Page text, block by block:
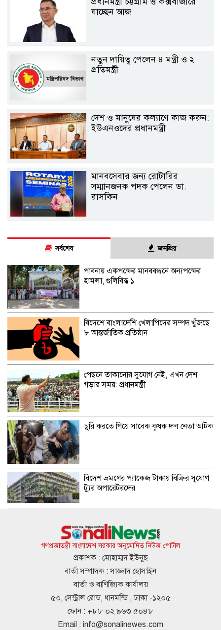
যাচ্ছেন আজ
নতুন দায়িত্ব পেলেন ৪ মন্ত্রী ও ২
প্রতিমন্ত্রী
দেশ ও মানুষের কল্যাণে কাজ করুন:
ইউএনওদের প্রধানমন্ত্রী
মানবসেবার জন্য রোটারির
সম্মানজনক পদক পেলেন ডা.
রাসকিন
সর্বশেষ জনপ্রিয়
পাবনায় একপক্ষের মানববন্ধনে অন্যপক্ষের
হামলা, গুলিবিদ্ধ ১
বিদেশে বাংলাদেশি খেলাপিদের সম্পদ খুঁজছে
৮ আন্তর্জাতিক প্রতিষ্ঠান
পেছনে তাকানোর সুযোগ নেই, এখন দেশ
গড়ার সময়: প্রধানমন্ত্রী
চুরি করতে গিয়ে সাবেক কৃষক দল নেতা আটক
বিদেশ ভ্রমণের প্যাকেজ টাকায় বিক্রির সুযোগ
ট্যুর অপারেটরদের
পোশাকের কাঁচামাল আমদানিতে ৩০ শতাংশ
মূল্য সংযোজন শর্ত পুনর্বহালের দাবি
ইয়াবাসহ জুলাই যোদ্ধা আটক
গণপ্রজাতন্ত্রী বাংলাদেশ সরকার অনুমোদিত নিউজ পোর্টাল
প্রকাশক : মোহাম্মদ ইউনুছ
বার্তা সম্পাদক : সাজ্জাদ হোসাইন
বার্তা ও বাণিজ্যিক কার্যালয়
৫০, সেন্ট্রাল রোড, ধানমন্ডি , ঢাকা -১২০৫
ফোন : +৮৮ ০২ ৯৬৩ ৫০৪৮
Email : info@sonalinewes.com